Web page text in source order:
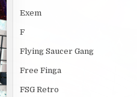
Exem
F
Flying Saucer Gang
Free Finga
FSG Retro